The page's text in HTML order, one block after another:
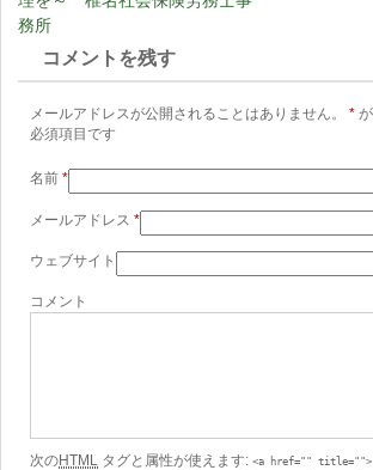
務所
コメントを残す
メールアドレスが公開されることはありません。*
必須項目です
名前*
メールアドレス*
ウェブサイト
コメント
次のHTML タグと属性が使えます:<a href=""